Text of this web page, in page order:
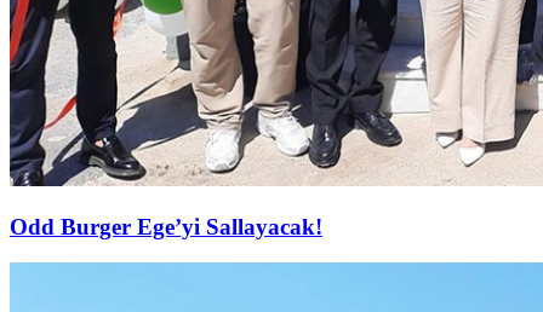
Odd Burger Ege’yi Sallayacak!